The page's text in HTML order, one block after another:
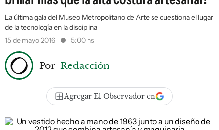
La última gala del Museo Metropolitano de Arte se cuestiona el lugar
de la tecnología en la disciplina
15 de mayo 2016
5:00 hs
Por Redacción
Agregar El Observador en